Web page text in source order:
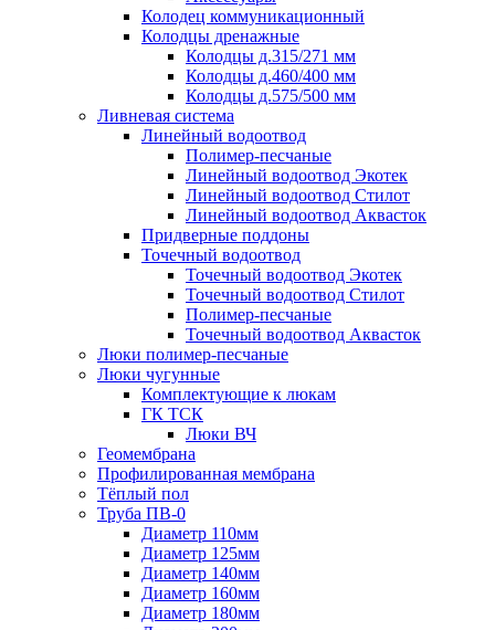
Колодец коммуникационный
Колодцы дренажные
Колодцы д.315/271 мм
Колодцы д.460/400 мм
Колодцы д.575/500 мм
Ливневая система
Линейный водоотвод
Полимер-песчаные
Линейный водоотвод Экотек
Линейный водоотвод Стилот
Линейный водоотвод Аквасток
Придверные поддоны
Точечный водоотвод
Точечный водоотвод Экотек
Точечный водоотвод Стилот
Полимер-песчаные
Точечный водоотвод Аквасток
Люки полимер-песчаные
Люки чугунные
Комплектующие к люкам
ГК ТСК
Люки ВЧ
Геомембрана
Профилированная мембрана
Тёплый пол
Труба ПВ-0
Диаметр 110мм
Диаметр 125мм
Диаметр 140мм
Диаметр 160мм
Диаметр 180мм